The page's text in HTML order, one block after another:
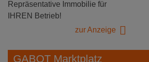
Repräsentative Immobilie für
IHREN Betrieb!
zur Anzeige
GABOT Marktplatz